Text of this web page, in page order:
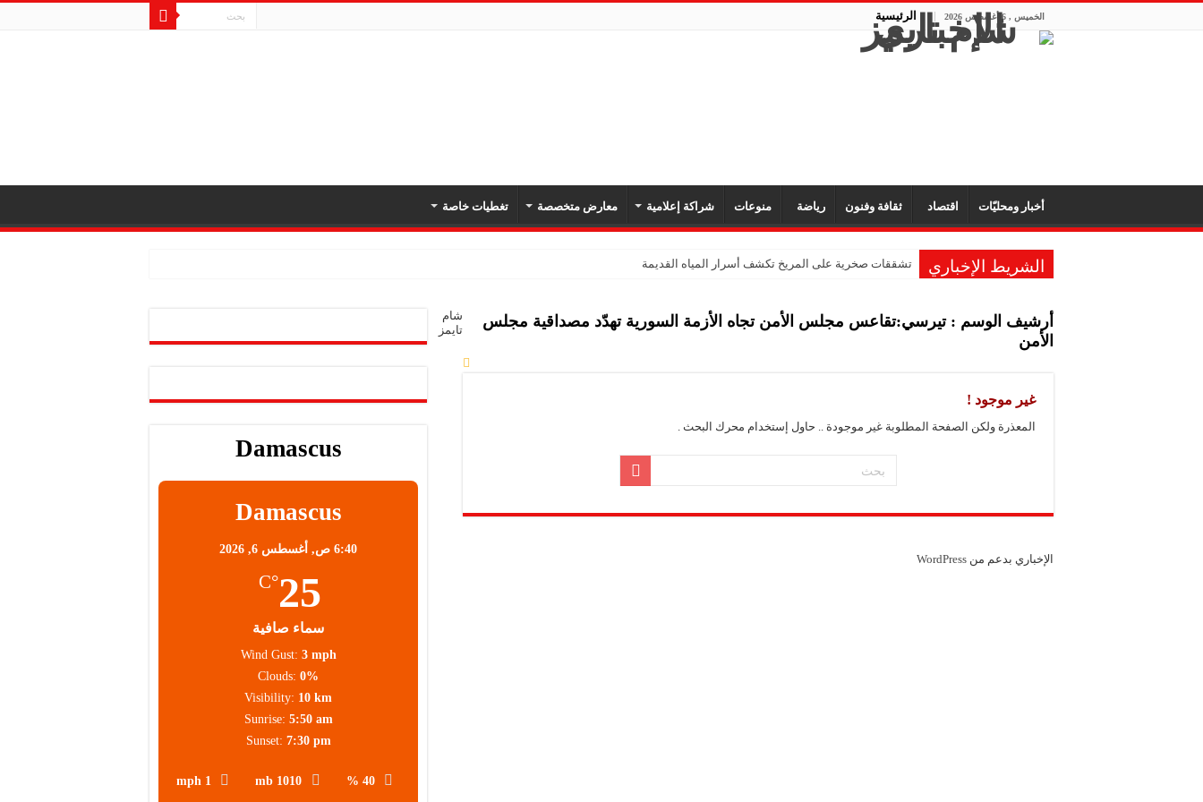
الخميس , 6 أغسطس 2026 الرئيسية
أخبار ومحليّات اقتصاد ثقافة وفنون رياضة منوعات شراكة إعلامية معارض متخصصة تغطيات خاصة
الشريط الإخباري تشققات صخرية على المريخ تكشف أسرار المياه القديمة
تقنية روسية جديدة تكشف تسربات الغاز وتدعم سلامة شبكات النقل
المفكرة الثقافية في سوريا ليوم الأربعاء الـ 5 من آب 2026
ندوة في مهرجان دمشق الدولي للشعر تستعرض مسيرة “سعاد الصباح” ودورها الثقافي
أرشيف الوسم :تيرسي:تقاعس مجلس الأمن تجاه الأزمة السورية تهدّد مصداقية مجلس
الأمن
غير موجود !
المعذرة ولكن الصفحة المطلوبة غير موجودة .. حاول إستخدام محرك البحث .
Damascus
Damascus
6:40 ص, أغسطس 6, 2026
25
°C
سماء صافية
40 %
1010 mb
1 mph
Wind Gust: 3 mph
Clouds: 0%
Visibility: 10 km
Sunrise: 5:50 am
Sunset: 7:30 pm
شام
تايمز
الإخباري بدعم من WordPress